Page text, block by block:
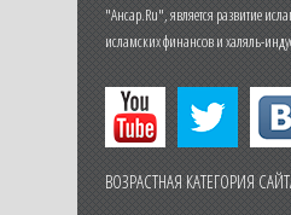
"Ансар.Ru", является развитие
исламских финансов и халяль-
ВОЗРАСТНАЯ КАТЕГОРИЯ